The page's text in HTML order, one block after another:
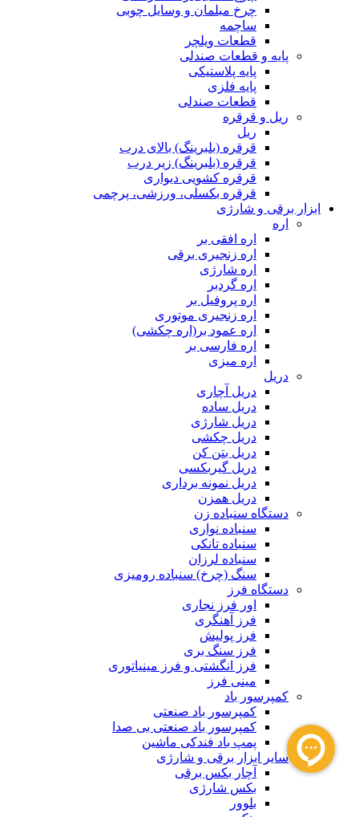
چرخ مبلمان و وسایل چوبی
ساچمه
قطعات ویلچر
پایه و قطعات صندلی
پایه پلاستیکی
پایه فلزی
قطعات صندلی
ریل و قرقره
ریل
قرقره (بلبرینگ) بالای درب
قرقره (بلبرینگ) زیر درب
قرقره کشویی دیواری
قرقره بکسلی، ورزشی، پرچمی
ابزار برقی و شارژی
اره
اره افقی بر
اره زنجیری برقی
اره شارژی
اره گردبر
اره پروفیل بر
اره زنجیری موتوری
اره عمود بر(اره چکشی)
اره فارسی بر
اره میزی
دریل
دریل آچاری
دریل ساده
دریل شارژی
دریل چکشی
دریل بتن کن
دریل گیربکسی
دریل نمونه برداری
دریل همزن
دستگاه سنباده زن
سنباده نواری
سنباده تانکی
سنباده لرزان
سنگ (چرخ) سنباده رومیزی
دستگاه فرز
اور فرز نجاری
فرز آهنگری
فرز پولیش
فرز سنگ بری
فرز انگشتی و فرز مینیاتوری
مینی فرز
کمپرسور باد
کمپرسور باد صنعتی
کمپرسور باد صنعتی بی صدا
پمپ باد فندکی ماشین
سایر ابزار برقی و شارژی
آچار بکس برقی
بکس شارژی
بلوور